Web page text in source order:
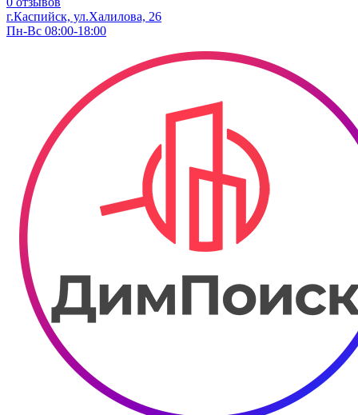
г.Каспийск, ​ул.Халилова, 26​
Пн-Вс 08:00-18:00